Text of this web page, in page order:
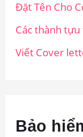
Đặt Tên Cho
Các thành
Viết Cover
Bảo